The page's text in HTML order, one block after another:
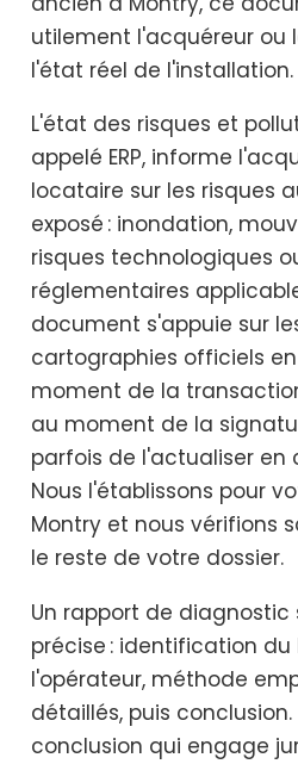
utilement l'acquéreur ou
l'état réel de l'installation.
L'état des risques et
appelé ERP, informe
locataire sur les risques
exposé : inondation,
risques technologiques
réglementaires
document s'appuie sur
cartographies officiels
moment de la
au moment de la
parfois de l'actualiser en
Nous l'établissons pour
Montry et nous vérifions
le reste de votre dossier.
Un rapport de
précise : identification
l'opérateur, méthode
détaillés, puis
conclusion qui engage